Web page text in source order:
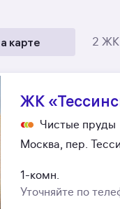
карте 2 ЖК
ЖК
Чистые пруды
Москва, пер.
1-комн.
Уточняйте по